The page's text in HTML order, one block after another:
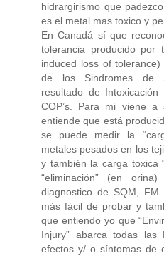
hidrargirismo que
es el metal mas toxico y
En Canadá sí que
tolerancia producido por
induced loss of
de los Sindromes de
resultado de
COP’s. Para mi viene
entiende que está
se puede medir la
metales pesados en los
y también la carga toxica
“eliminación” (en
diagnostico de SQM,
más fácil de probar y
que entiendo yo que
Injury” abarca todas las
efectos y/ o síntomas de